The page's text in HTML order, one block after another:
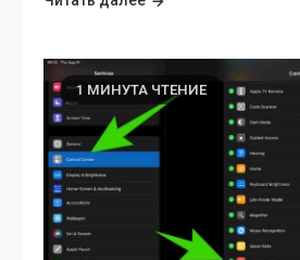
1 МИНУТА ЧТЕНИЕ